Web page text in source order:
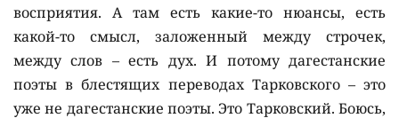
восприятия. А там есть какие-то нюансы, есть
какой-то смысл, заложенный между строчек,
между слов – есть дух. И потому дагестанские
поэты в блестящих переводах Тарковского – это
уже не дагестанские поэты. Это Тарковский. Боюсь,